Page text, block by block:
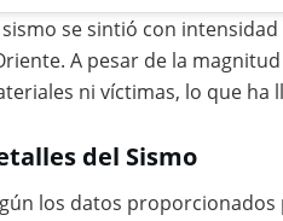
sismo se sintió con
A pesar de la
ni víctimas, lo que ha
del Sismo
los datos proporcionados